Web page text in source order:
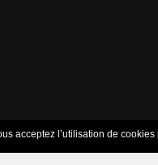
acceptez l’utilisation deConditions de